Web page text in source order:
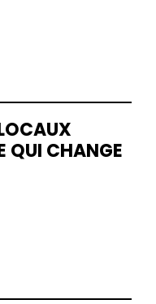
QUI CHANGE